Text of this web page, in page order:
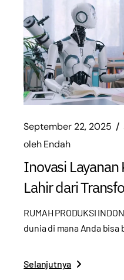
September 22, 2025
olehEndah
Inovasi Layanan
Lahir dari
RUMAH PRODUKSI
dunia di mana Anda
Selanjutnya